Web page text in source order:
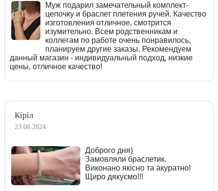
Муж подарил замечательный комплект-
цепочку и браслет плетения ручей. Качество
изготовления отличное, смотрится
изумительно. Всем родственникам и
коллегам по работе очень понравилось,
планируем другие заказы. Рекомендуем
данный магазин - индивидуальный подход, низкие
цены, отличное качество!
Кіріл
23.08.2024
Доброго дня)
Замовляли браслетик.
Виконано якісно та акуратно!
Щиро дякуємо!!!